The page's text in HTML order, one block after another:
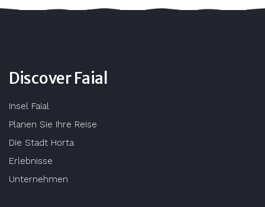
Discover Faial
Insel Faial
Planen Sie Ihre Reise
Die Stadt Horta
Erlebnisse
Unternehmen